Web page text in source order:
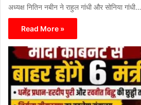
अध्यक्ष नितिन नबीन ने राहुल गांधी और सोनिया गांधी…
Read More »